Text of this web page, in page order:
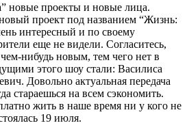
новые проекты и новые лица.
проект под названием “Жизнь:
интересный и по своему
еще не видели. Согласитесь,
нибудь новым, тем чего нет в
этого шоу стали: Василиса
Довольно актуальная передача
стараешься на всем сэкономить.
жить в наше время ни у кого не
19 июля.